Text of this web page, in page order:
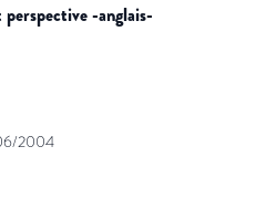
-anglais-
2004